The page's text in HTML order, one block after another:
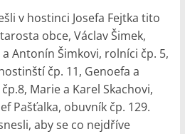
v hostinci Josefa Fejtka tito
obce, Václav Šimek,
Antonín Šimkovi, rolníci čp. 5,
čp. 11, Genoefa a
Marie a Karel Skachovi,
Pašťalka, obuvník čp. 129.
aby se co nejdříve